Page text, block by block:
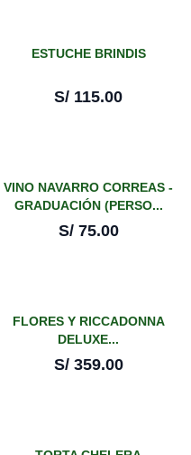
ESTUCHE BRINDIS
S/ 115.00
VINO NAVARRO CORREAS -
GRADUACIÓN (PERSO...
S/ 75.00
FLORES Y RICCADONNA
DELUXE...
S/ 359.00